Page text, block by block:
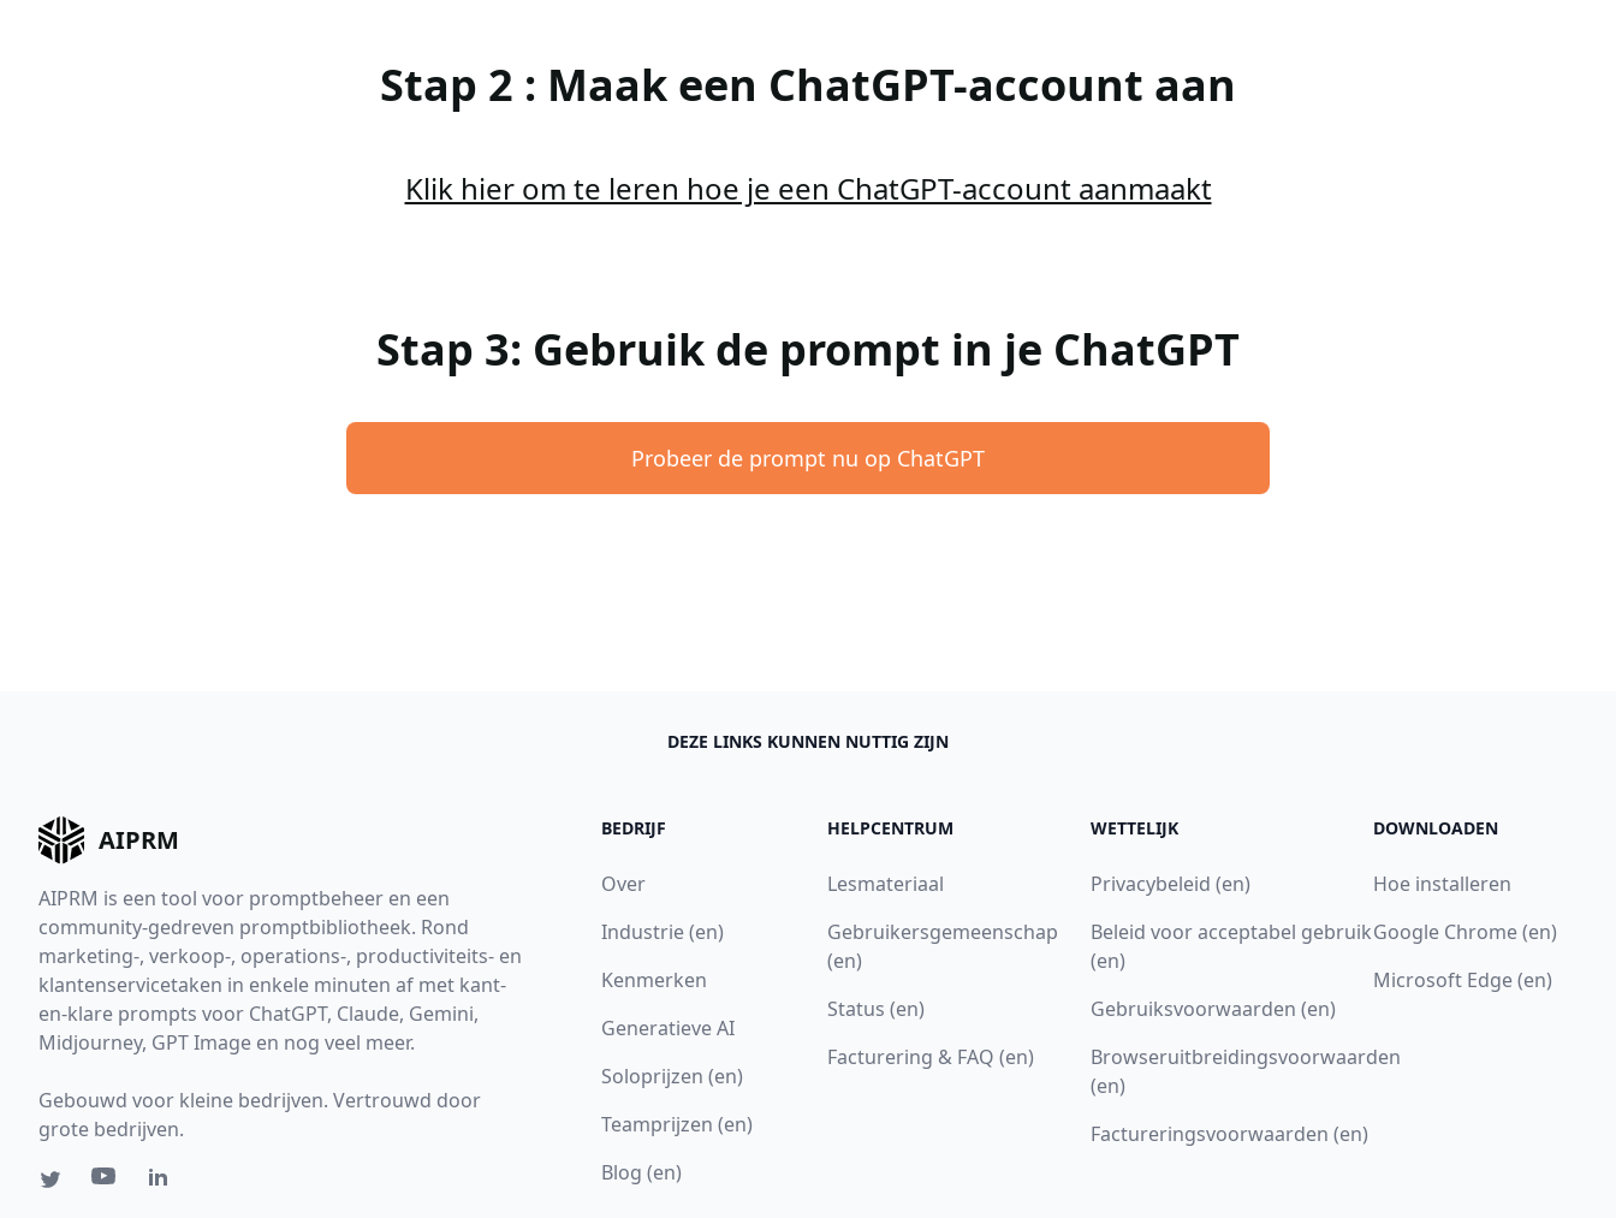
Stap 2 : Maak een ChatGPT-account aan
Klik hier om te leren hoe je een ChatGPT-account aanmaakt
Stap 3: Gebruik de prompt in je ChatGPT
Probeer de prompt nu op ChatGPT
DEZE LINKS KUNNEN NUTTIG ZIJN
AIPRM
AIPRM is een tool voor promptbeheer en een
community-gedreven promptbibliotheek. Rond
marketing-, verkoop-, operations-, productiviteits- en
klantenservicetaken in enkele minuten af met kant-
en-klare prompts voor ChatGPT, Claude, Gemini,
Midjourney, GPT Image en nog veel meer.
Gebouwd voor kleine bedrijven. Vertrouwd door
grote bedrijven.
BEDRIJF
Over
Industrie (en)
Kenmerken
Generatieve AI
Soloprijzen (en)
Teamprijzen (en)
Blog (en)
HELPCENTRUM
Lesmateriaal
Gebruikersgemeenschap
(en)
Status (en)
Facturering & FAQ (en)
WETTELIJK
Privacybeleid (en)
Beleid voor acceptabel gebruik
(en)
Gebruiksvoorwaarden (en)
Browseruitbreidingsvoorwaarden
(en)
Factureringsvoorwaarden (en)
DOWNLOADEN
Hoe installeren
Google Chrome (en)
Microsoft Edge (en)